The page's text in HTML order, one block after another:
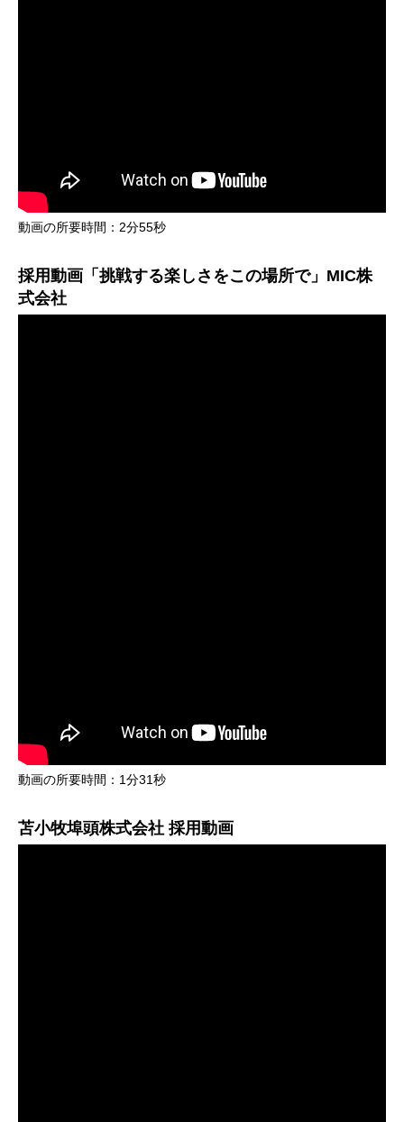
動画の所要時間：2分55秒
採用動画「挑戦する楽しさをこの場所で」MIC株
式会社
動画の所要時間：1分31秒
苫小牧埠頭株式会社 採用動画